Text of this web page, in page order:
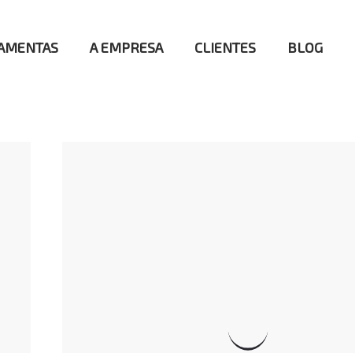
A EMPRESA CLIENTES BLOG